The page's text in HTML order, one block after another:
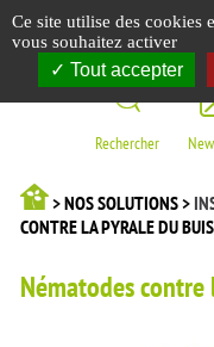
Rechercher
> NOS SOLUTIONS >
CONTRE LA PYRALE DU
Nématodes
Panneau de gestion des cookies
Ce site utilise des cookies
vous souhaitez activer
Tout accepter